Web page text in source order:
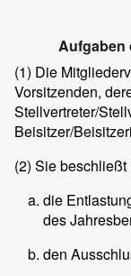
Aufgaben
(1) Die
Vorsitzenden,
Stellvertreter/
Beisitzer/
(2) Sie beschließt
die
des
den